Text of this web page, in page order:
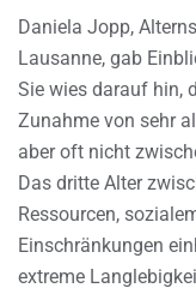
Daniela Jopp,
Lausanne, gab
Sie wies darauf hin,
Zunahme von sehr
aber oft nicht
Das dritte Alter
Ressourcen,
Einschränkungen
extreme